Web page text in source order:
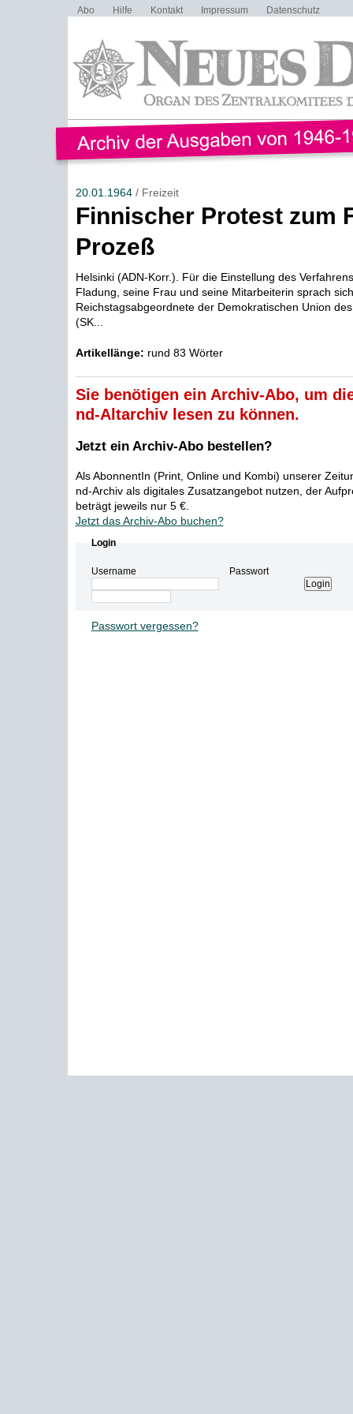
Abo Hilfe Kontakt Impressum Datenschutz
20.01.1964/ Freizeit
Finnischer Protest zum
Prozeß
Helsinki (ADN-Korr.). Für die Einstellung des
Fladung, seine Frau und seine Mitarbeiterin sprach
Reichstagsabgeordnete der Demokratischen Union
(SK...
Artikellänge: rund 83 Wörter
Sie benötigen ein Archiv-Abo, um
nd-Altarchiv lesen zu können.
Jetzt ein Archiv-Abo bestellen?
Als AbonnentIn (Print, Online und Kombi) unserer
nd-Archiv als digitales Zusatzangebot nutzen, der
beträgt jeweils nur 5 €.
Jetzt das Archiv-Abo buchen?
Login
Username Passwort
Passwort vergessen?